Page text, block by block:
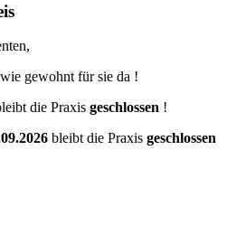
gewohnt für sie da !
die Praxis geschlossen !
bleibt die Praxis geschlossen